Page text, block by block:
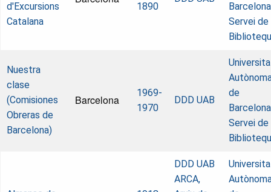
d'Excursions
Catalana
1890
Servei de
Nuestra
clase
(Comisiones
Obreras de
Barcelona)
Barcelona
1969-
1970
DDD UAB
de
Servei de
DDD UAB
ARCA,